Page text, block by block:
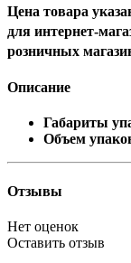
Цена товара
для интернет-
розничных
Описание
Габариты
Объем
Отзывы
Нет оценок
Оставить отзыв